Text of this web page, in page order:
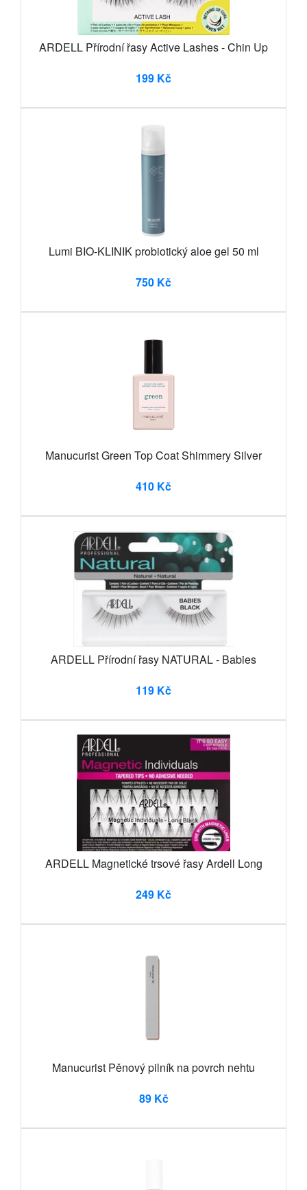
ARDELL Přírodní řasy Active Lashes - Chin Up
199 Kč
Lumi BIO-KLINIK probiotický aloe gel 50 ml
750 Kč
Manucurist Green Top Coat Shimmery Silver
410 Kč
ARDELL Přírodní řasy NATURAL - Babies
119 Kč
ARDELL Magnetické trsové řasy Ardell Long
249 Kč
Manucurist Pěnový pilník na povrch nehtu
89 Kč